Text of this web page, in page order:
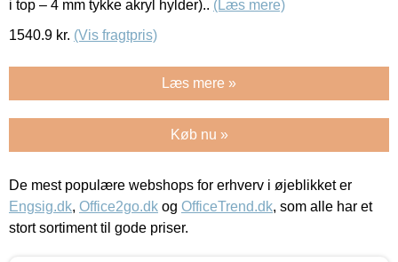
i top – 4 mm tykke akryl hylder).. (Læs mere)
1540.9 kr. (Vis fragtpris)
Læs mere »
Køb nu »
De mest populære webshops for erhverv i øjeblikket er
Engsig.dk, Office2go.dk og OfficeTrend.dk, som alle har et
stort sortiment til gode priser.